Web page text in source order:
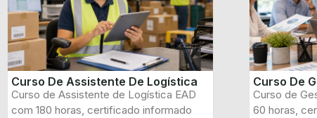
Curso De Assistente De Logística
Curso de Assistente de Logística EAD
com 180 horas, certificado informado
Curso De
Curso de
60 horas,